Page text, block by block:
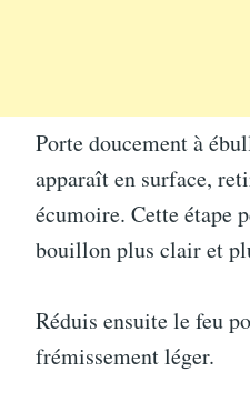
Porte doucement à
apparaît en surface,
écumoire. Cette étape
bouillon plus clair et
Réduis ensuite le feu
frémissement léger.